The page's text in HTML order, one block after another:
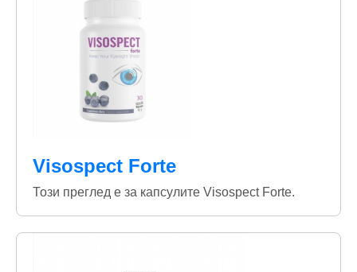
Visospect Forte
Този преглед е за капсулите Visospect Forte.